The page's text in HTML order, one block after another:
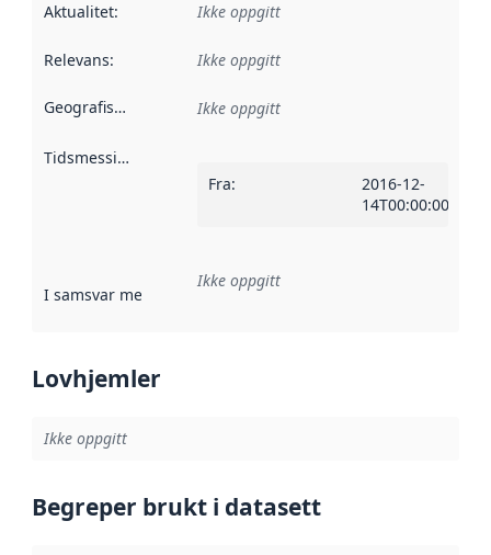
Aktualitet: Ikke oppgitt
Relevans: Ikke oppgitt
Geografisk avgrensning :
Ikke oppgitt
Tidsmessig avgrensning
Fra:
2016-12-
14T00:00:00Z
I samsvar med Referanse til en implementasjonsregel
Ikke oppgitt
Lovhjemler
Ikke oppgitt
Begreper brukt i datasett